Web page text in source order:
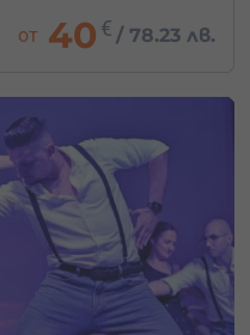
от 40 € /78.23 лв.